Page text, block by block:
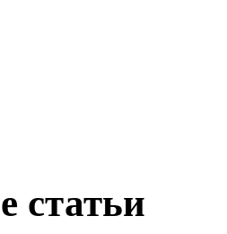
статьи